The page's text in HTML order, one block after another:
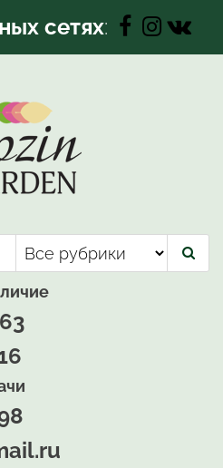
сетях:
Садовый центр
Садовый центр, Растения
для вашего сада